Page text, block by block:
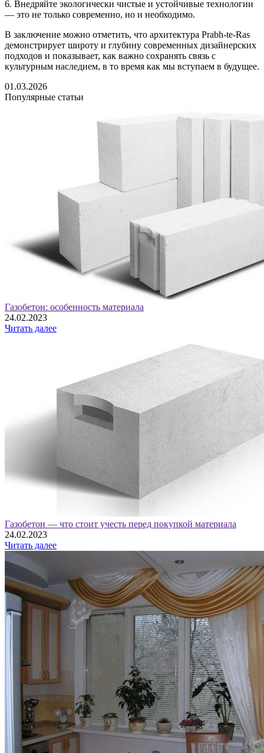
6. Внедряйте экологически чистые и устойчивые технологии
— это не только современно, но и необходимо.
В заключение можно отметить, что архитектура Prabh-te-Ras
демонстрирует широту и глубину современных дизайнерских
подходов и показывает, как важно сохранять связь с
культурным наследием, в то время как мы вступаем в будущее.
01.03.2026
Популярные статьи
Газобетон: особенность материала
24.02.2023
Читать далее
Газобетон — что стоит учесть перед покупкой материала
24.02.2023
Читать далее